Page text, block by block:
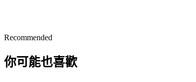
Recommended
你可能也喜歡